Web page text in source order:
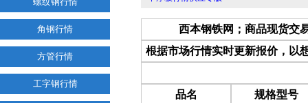
角钢行情
方管行情
工字钢行情
西本钢铁网；商品现货交
根据市场行情实时更新报价，以
品名 规格型号